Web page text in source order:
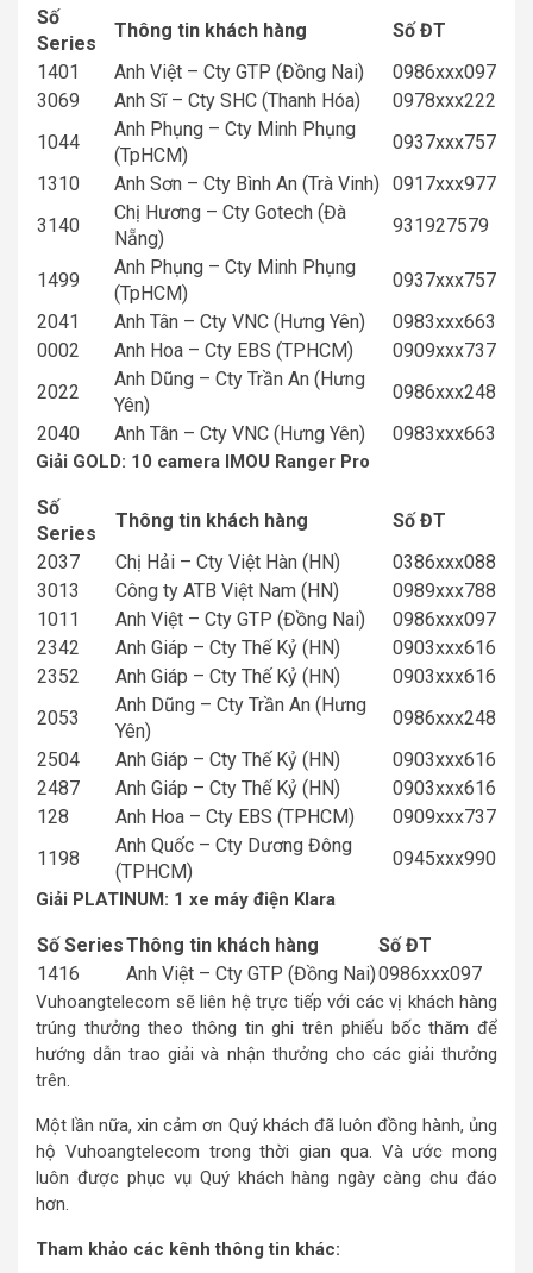
Số
Series
Thông tin khách hàng
Số ĐT
1401
Anh Việt – Cty GTP (Đồng Nai)
0986xxx097
3069
Anh Sĩ – Cty SHC (Thanh Hóa)
0978xxx222
1044
Anh Phụng – Cty Minh Phụng
(TpHCM)
0937xxx757
1310
Anh Sơn – Cty Bình An (Trà Vinh)
0917xxx977
3140
Chị Hương – Cty Gotech (Đà
Nẵng)
931927579
1499
Anh Phụng – Cty Minh Phụng
(TpHCM)
0937xxx757
2041
Anh Tân – Cty VNC (Hưng Yên)
0983xxx663
0002
Anh Hoa – Cty EBS (TPHCM)
0909xxx737
2022
Anh Dũng – Cty Trần An (Hưng
Yên)
0986xxx248
2040
Anh Tân – Cty VNC (Hưng Yên) 0983xxx663
Giải GOLD: 10 camera IMOU Ranger Pro
Số
Series
Thông tin khách hàng
Số ĐT
2037
Chị Hải – Cty Việt Hàn (HN)
0386xxx088
3013
Công ty ATB Việt Nam (HN)
0989xxx788
1011
Anh Việt – Cty GTP (Đồng Nai)
0986xxx097
2342
Anh Giáp – Cty Thế Kỷ (HN)
0903xxx616
2352
Anh Giáp – Cty Thế Kỷ (HN)
0903xxx616
2053
Anh Dũng – Cty Trần An (Hưng
Yên)
0986xxx248
2504
Anh Giáp – Cty Thế Kỷ (HN)
0903xxx616
2487
Anh Giáp – Cty Thế Kỷ (HN)
0903xxx616
128
Anh Hoa – Cty EBS (TPHCM)
0909xxx737
1198
Anh Quốc – Cty Dương Đông
(TPHCM)
0945xxx990
Giải PLATINUM: 1 xe máy điện Klara
Số SeriesThông tin khách hàng
Số ĐT
1416
Anh Việt – Cty GTP (Đồng Nai)0986xxx097
Vuhoangtelecom sẽ liên hệ trực tiếp với các vị khách hàng
trúng thưởng theo thông tin ghi trên phiếu bốc thăm để
hướng dẫn trao giải và nhận thưởng cho các giải thưởng
trên.
Một lần nữa, xin cảm ơn Quý khách đã luôn đồng hành, ủng
hộ Vuhoangtelecom trong thời gian qua. Và ước mong
luôn được phục vụ Quý khách hàng ngày càng chu đáo
hơn.
Tham khảo các kênh thông tin khác: